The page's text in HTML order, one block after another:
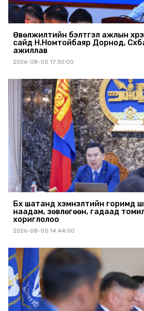
Өвөлжилтийн бэлтгэл ажлын
сайд Н.Номтойбаяр Дорнод,
ажиллав
2026-08-05 17:30:00
Бүх шатанд хэмнэлтийн горимд
наадам, зөвлөгөөн, гадаад
хориглолоо
2026-08-05 14:44:00